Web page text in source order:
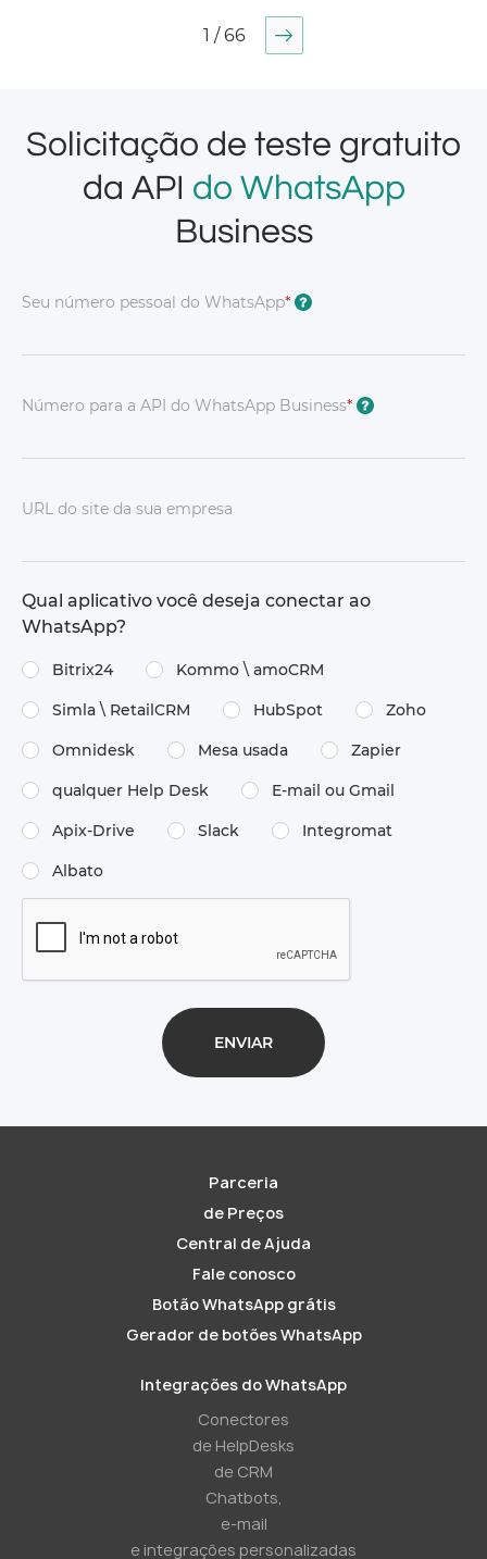
1 / 66
Solicitação de teste gratuito
da API do WhatsApp
Business
Seu número pessoal do WhatsApp* ?
Número para a API do WhatsApp Business* ?
URL do site da sua empresa
Qual aplicativo você deseja conectar ao
WhatsApp?
Bitrix24 Kommo \ amoCRM
Simla \ RetailCRM HubSpot Zoho
Omnidesk Mesa usada Zapier
qualquer Help Desk E-mail ou Gmail
Apix-Drive Slack Integromat
Albato
Parceria
de Preços
Central de Ajuda
Fale conosco
Botão WhatsApp grátis
Gerador de botões WhatsApp
Integrações do WhatsApp
Conectores
de HelpDesks
de CRM
Chatbots,
e-mail
e integrações personalizadas